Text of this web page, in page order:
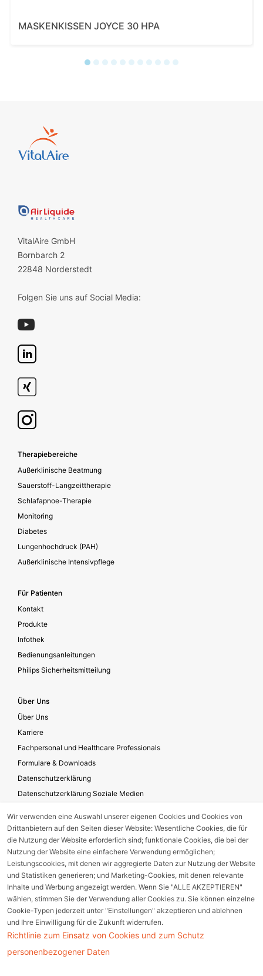
MASKENKISSEN JOYCE 30 HPA
VitalAire GmbH
Bornbarch 2
22848 Norderstedt
Folgen Sie uns auf Social Media:
Footer secondary
Therapiebereiche
Außerklinische Beatmung
Sauerstoff-Langzeittherapie
Schlafapnoe-Therapie
Monitoring
Diabetes
Lungenhochdruck (PAH)
Außerklinische Intensivpflege
Für Patienten
Kontakt
Produkte
Infothek
Bedienungsanleitungen
Philips Sicherheitsmitteilung
Über Uns
Über Uns
Karriere
Fachpersonal und Healthcare Professionals
Formulare & Downloads
Datenschutzerklärung
Datenschutzerklärung Soziale Medien
Impressum
Unternehmensverantwortung
Gerätestörung melden
Nebenwirkungsmeldung
Cookie Einstellungen
Wir verwenden eine Auswahl unserer eigenen Cookies und Cookies von
Drittanbietern auf den Seiten dieser Website: Wesentliche Cookies, die für
die Nutzung der Website erforderlich sind; funktionale Cookies, die bei der
Nutzung der Website eine einfachere Verwendung ermöglichen;
Leistungscookies, mit denen wir aggregierte Daten zur Nutzung der Website
und Statistiken generieren; und Marketing-Cookies, mit denen relevante
Inhalte und Werbung angezeigt werden. Wenn Sie "ALLE AKZEPTIEREN"
wählen, stimmen Sie der Verwendung aller Cookies zu. Sie können einzelne
Cookie-Typen jederzeit unter "Einstellungen" akzeptieren und ablehnen
und Ihre Einwilligung für die Zukunft widerrufen.
Richtlinie zum Einsatz von Cookies und zum Schutz
personenbezogener Daten